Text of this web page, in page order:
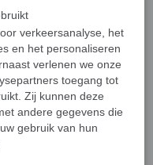
CK-CAD2 -
met perslucht - 2
verkeersanalyse, het
en het personaliseren
verlenen we onze
toegang tot
Zij kunnen deze
andere gegevens die
gebruik van hun